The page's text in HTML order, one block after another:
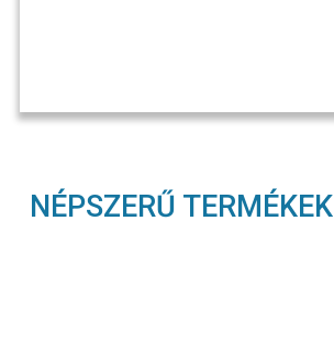
NÉPSZERŰ TERMÉKEK